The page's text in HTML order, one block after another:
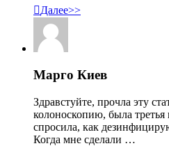
Далее>>
Марго Киев
Здравстуйте, прочла эту
колоноскопию, была
спросила, как
Когда мне сделали …